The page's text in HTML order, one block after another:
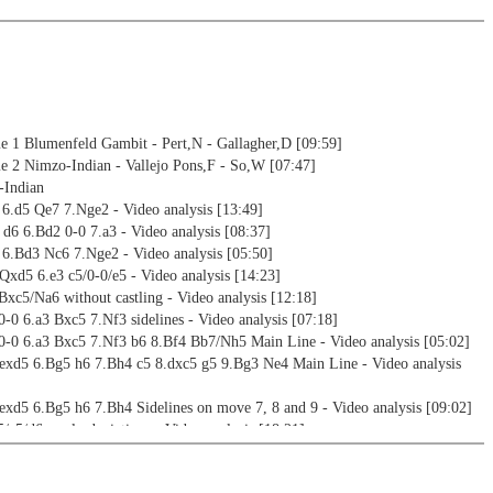
1 Blumenfeld Gambit - Pert,N - Gallagher,D [09:59]
2 Nimzo-Indian - Vallejo Pons,F - So,W [07:47]
Indian
Qe7 7.Nge2 - Video analysis [13:49]
6.Bd2 0-0 7.a3 - Video analysis [08:37]
Nc6 7.Nge2 - Video analysis [05:50]
6.e3 c5/0-0/e5 - Video analysis [14:23]
Na6 without castling - Video analysis [12:18]
0 6.a3 Bxc5 7.Nf3 sidelines - Video analysis [07:18]
0 6.a3 Bxc5 7.Nf3 b6 8.Bf4 Bb7/Nh5 Main Line - Video analysis [05:02]
6.Bg5 h6 7.Bh4 c5 8.dxc5 g5 9.Bg3 Ne4 Main Line - Video analysis
6.Bg5 h6 7.Bh4 Sidelines on move 7, 8 and 9 - Video analysis [09:02]
c5/d6- early deviations - Video analysis [18:21]